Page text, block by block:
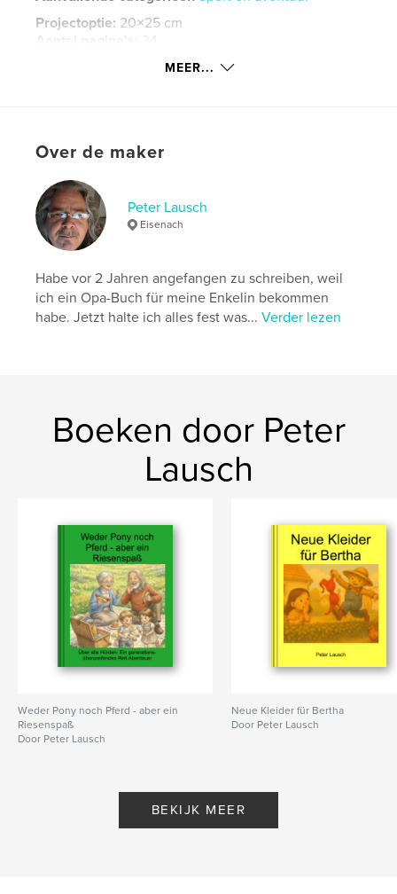
Projectoptie: 20×25 cm
Aantal pagina's:
34
Spaß ,
MEER...
Over de maker
Peter Lausch
Eisenach
Habe vor 2 Jahren angefangen zu schreiben, weil
ich ein Opa-Buch für meine Enkelin bekommen
habe. Jetzt halte ich alles fest was...Verder lezen
Boeken door Peter
Lausch
Weder Pony noch Pferd - aber ein
Riesenspaß
Door Peter Lausch
Neue Kleider für Bertha
Door Peter Lausch
BEKIJK MEER